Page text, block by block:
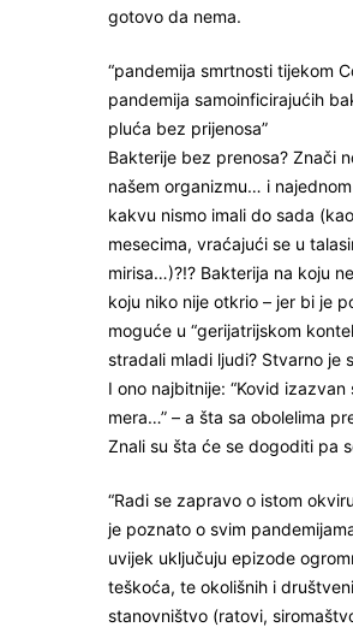
gotovo da nema.
“pandemija smrtnosti tijekom
pandemija samoinficirajućih
pluća bez prijenosa”
Bakterije bez prenosa? Znači
našem organizmu… i
kakvu nismo imali do sada
mesecima, vraćajući se u
mirisa…)?!? Bakterija na koju
koju niko nije otkrio – jer bi je
moguće u “gerijatrijskom
stradali mladi ljudi? Stvarno je
I ono najbitnije: “Kovid izazvan
mera…” – a šta sa obolelima
Znali su šta će se dogoditi pa
“Radi se zapravo o istom
je poznato o svim
uvijek uključuju epizode
teškoća, te okolišnih i
stanovništvo (ratovi,